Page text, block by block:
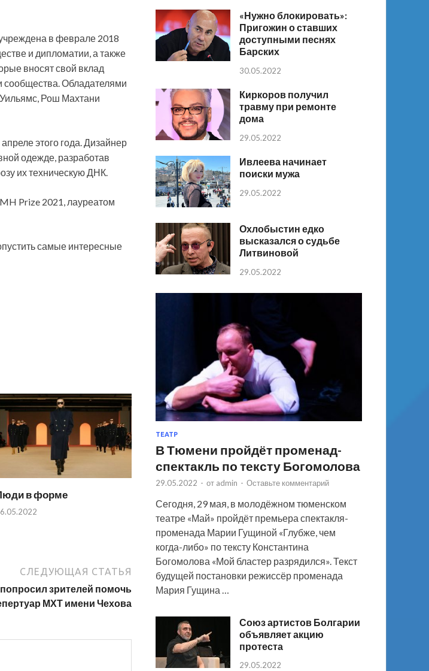
в феврале 2018
и дипломатии, а также
вносят свой вклад
сообщества. Обладателями
Рош Махтани
этого года. Дизайнер
одежде, разработав
их техническую ДНК.
Prize 2021, лауреатом
самые интересные
в форме
СЛЕДУЮЩАЯ СТАТЬЯ
зрителей помочь
МХТ имени Чехова
«Нужно блокировать»:
Пригожин о ставших
доступными песнях
Барских
30.05.2022
Киркоров получил
травму при ремонте
дома
29.05.2022
Ивлеева начинает
поиски мужа
29.05.2022
Охлобыстин едко
высказался о судьбе
Литвиновой
29.05.2022
ТЕАТР
В Тюмени пройдёт променад-
спектакль по тексту Богомолова
29.05.2022 - от admin - Оставьте комментарий
Сегодня, 29 мая, в молодёжном тюменском
театре «Май» пройдёт премьера спектакля-
променада Марии Гущиной «Глубже, чем
когда-либо» по тексту Константина
Богомолова «Мой бластер разрядился». Текст
будущей постановки режиссёр променада
Мария Гущина …
Союз артистов Болгарии
объявляет акцию
протеста
29.05.2022